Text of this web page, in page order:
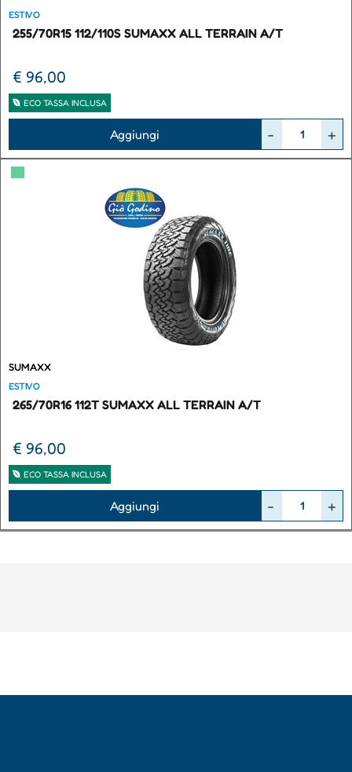
ESTIVO
255/70R15 112/110S SUMAXX ALL TERRAIN A/T
€ 96,00
ECO TASSA INCLUSA
Aggiungi
▀
SUMAXX
ESTIVO
265/70R16 112T SUMAXX ALL TERRAIN A/T
€ 96,00
ECO TASSA INCLUSA
Aggiungi